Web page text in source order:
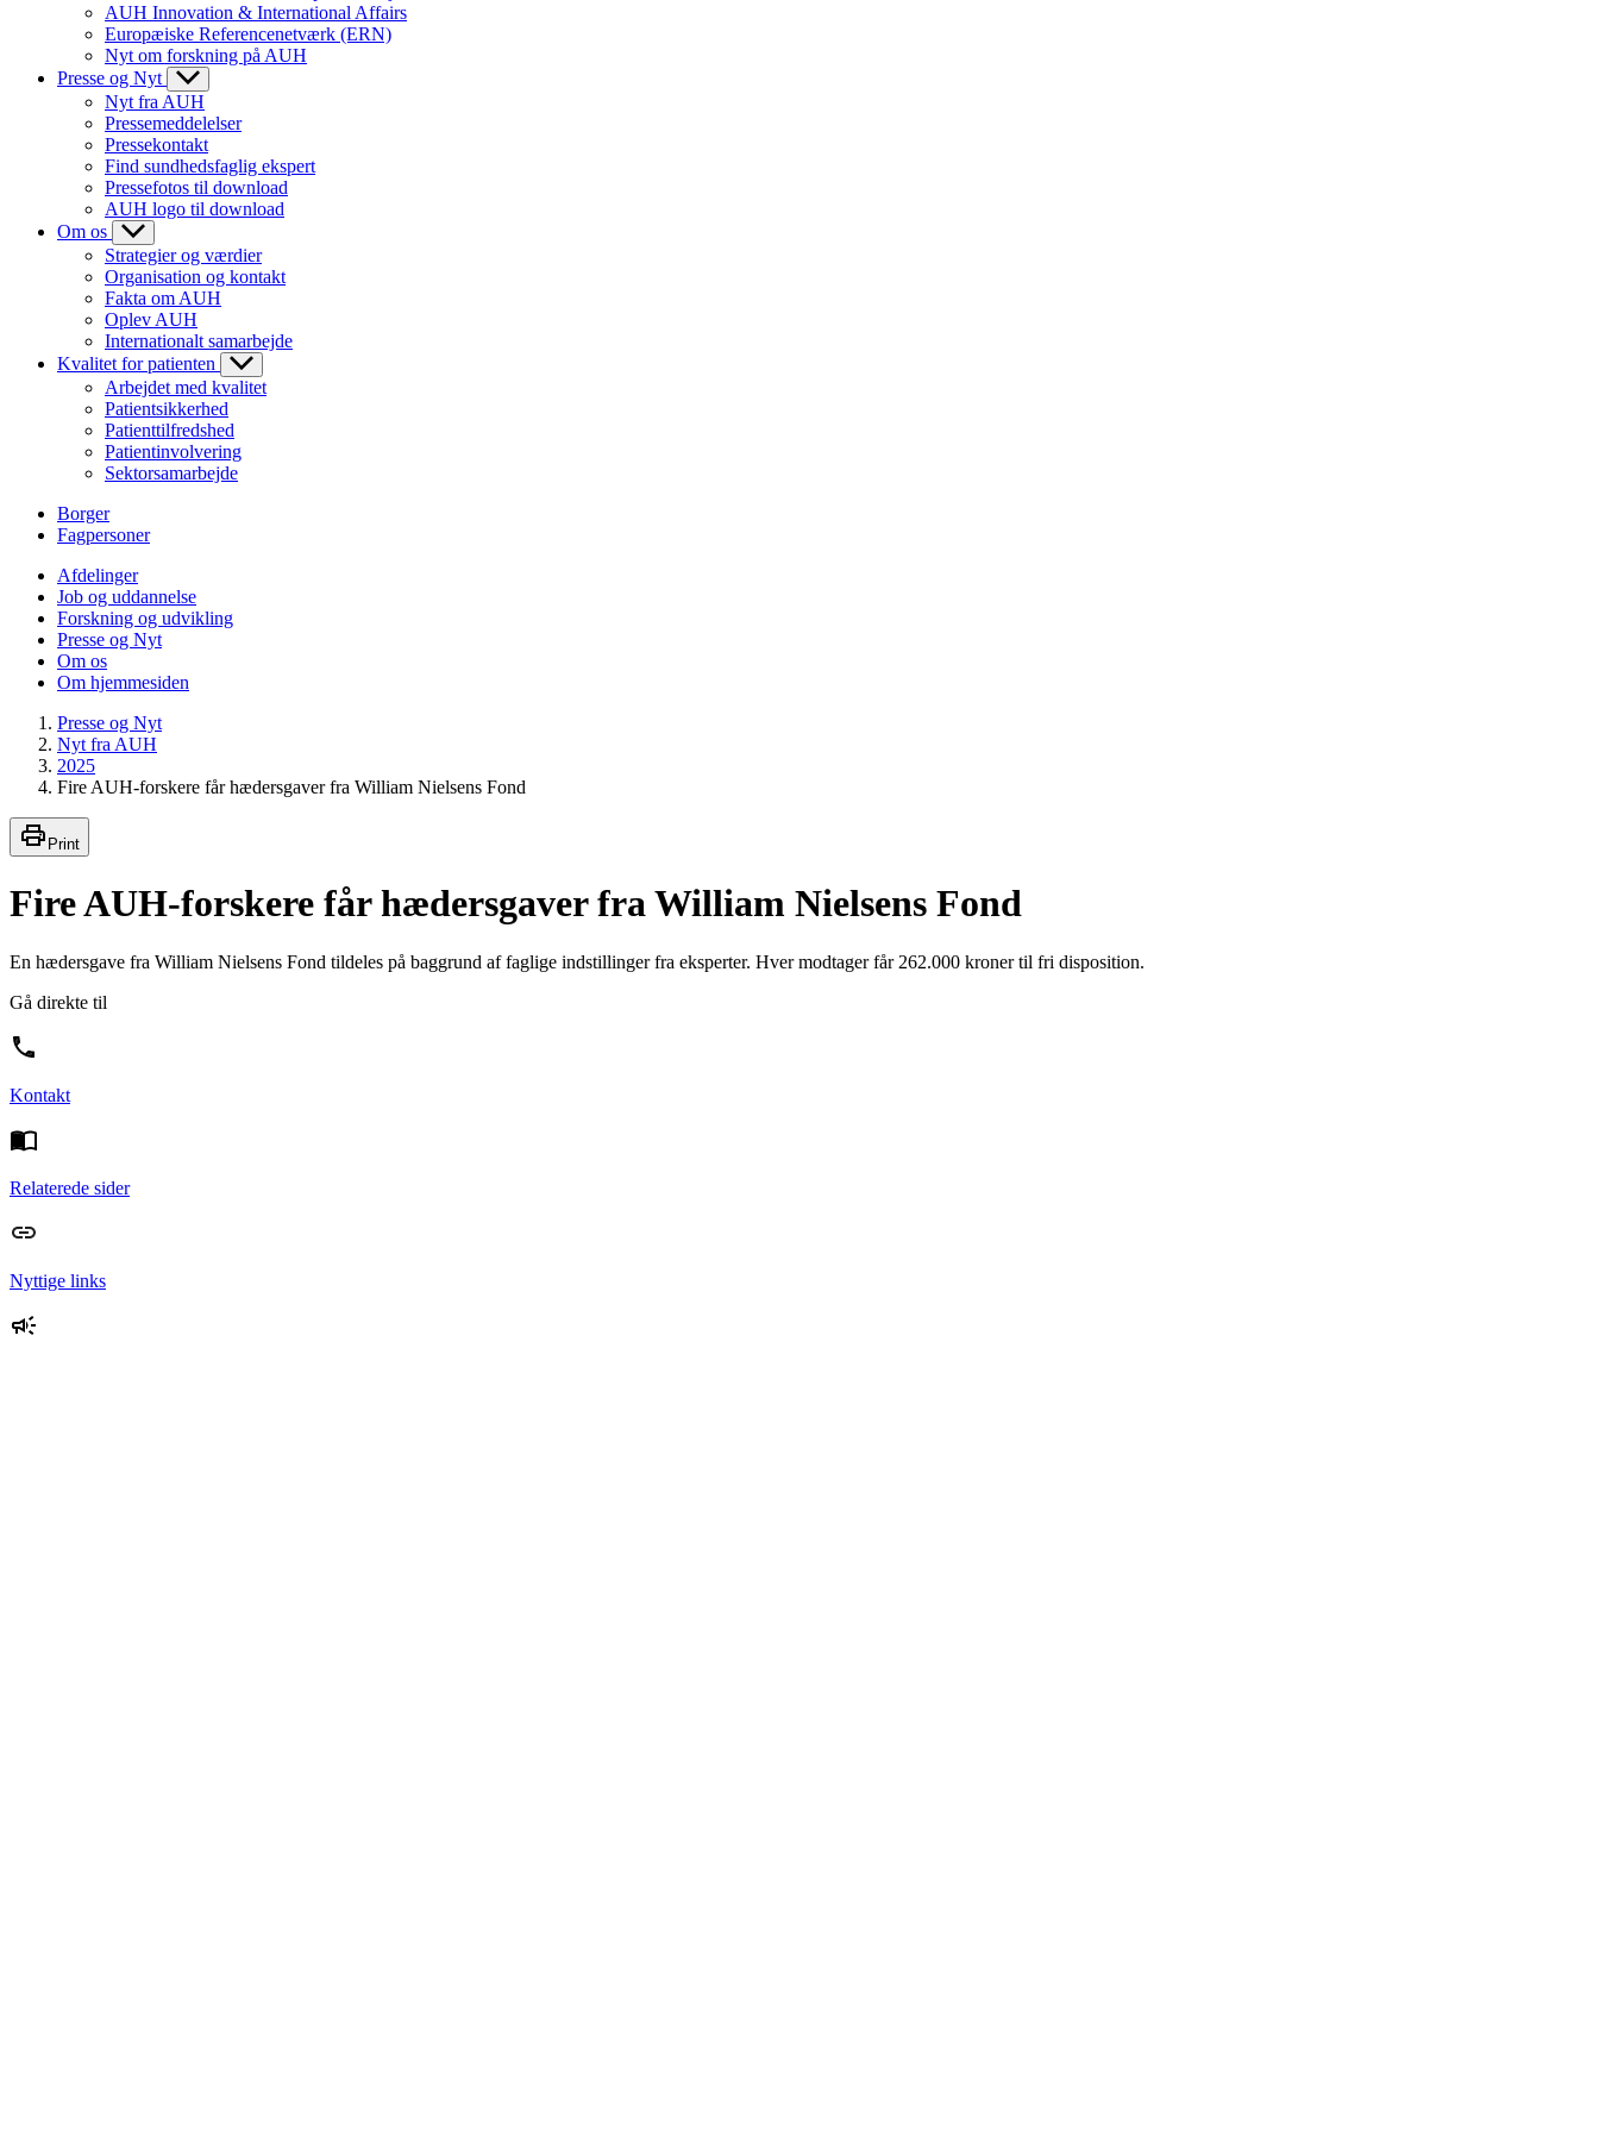
AUH Innovation & International Affairs
Europæiske Referencenetværk (ERN)
Nyt om forskning på AUH
Presse og Nyt
Nyt fra AUH
Pressemeddelelser
Pressekontakt
Find sundhedsfaglig ekspert
Pressefotos til download
AUH logo til download
Om os
Strategier og værdier
Organisation og kontakt
Fakta om AUH
Oplev AUH
Internationalt samarbejde
Kvalitet for patienten
Arbejdet med kvalitet
Patientsikkerhed
Patienttilfredshed
Patientinvolvering
Sektorsamarbejde
Borger
Fagpersoner
Afdelinger
Job og uddannelse
Forskning og udvikling
Presse og Nyt
Om os
Om hjemmesiden
Presse og Nyt
Nyt fra AUH
2025
Fire AUH-forskere får hædersgaver fra William Nielsens Fond
Print
Fire AUH-forskere får hædersgaver fra William Nielsens Fond
En hædersgave fra William Nielsens Fond tildeles på baggrund af faglige indstillinger fra eksperter. Hver modtager får 262.000 kroner til fri disposition.
Gå direkte til
Kontakt
Relaterede sider
Nyttige links